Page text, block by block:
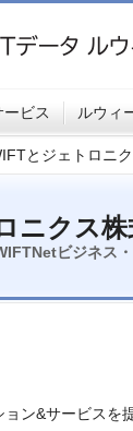
ビス ルウィ
とジェトロニ
ニクス
ビジネス
ン&サービスを